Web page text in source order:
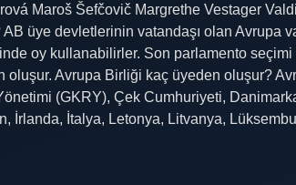
Maroš Šefčovič Margrethe Vestager
üye devletlerinin vatandaşı olan Avrupa
oy kullanabilirler. Son parlamento seçimi
Avrupa Birliği kaç üyeden oluşur?
(GKRY), Çek Cumhuriyeti,
İrlanda, İtalya, Letonya, Litvanya,